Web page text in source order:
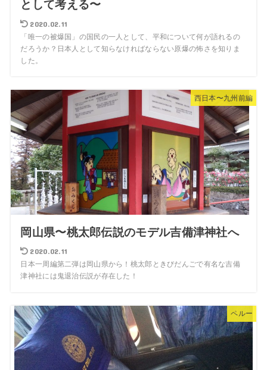
として考える〜
2020.02.11
「唯一の被爆国」の国民の一人として、平和について何が語れるの
だろうか？日本人として知らなければならない原爆の怖さを知りま
した。
西日本〜九州前編
岡山県〜桃太郎伝説のモデル吉備津神社へ
2020.02.11
日本一周編第二弾は岡山県から！桃太郎ときびだんごで有名な吉備
津神社には鬼退治伝説が存在した！
ペルー